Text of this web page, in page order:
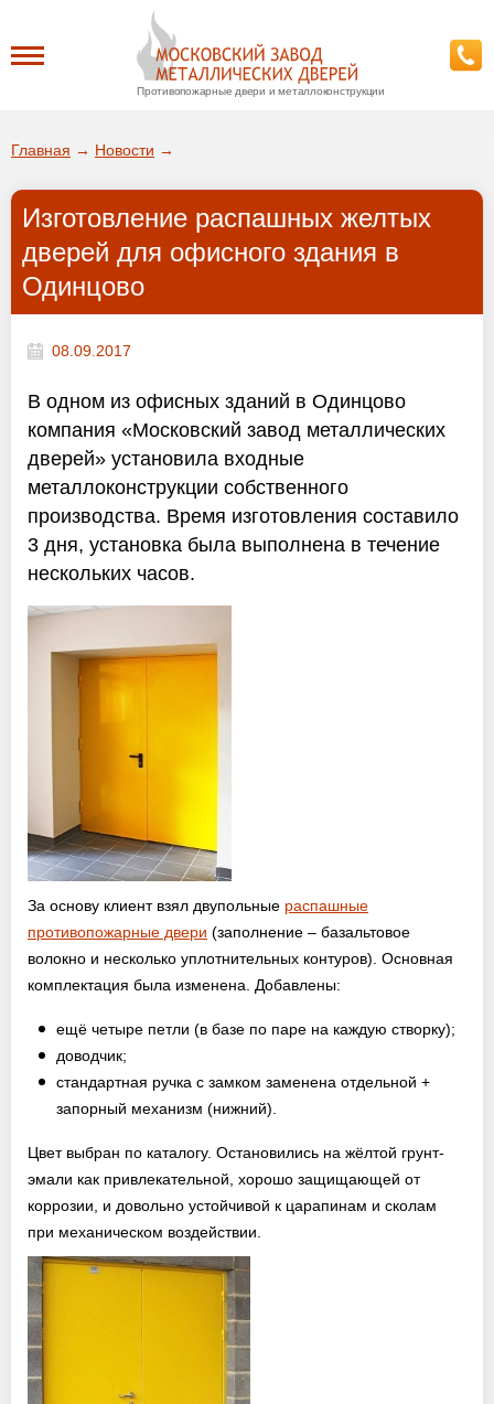
Противопожарные двери и металлоконструкции
ДА!
ВЫБРАТЬ ДРУГОЙ ГОРОД
О заводе
Доставка
Галерея
Контакты
Балашиха
info@protivopozharnie-dveri.ru
Работаем без выходных!
Главная → Новости →
Изготовление распашных желтых
дверей для офисного здания в
Одинцово
08.09.2017
В одном из офисных зданий в Одинцово
компания «Московский завод металлических
дверей» установила входные
металлоконструкции собственного
производства. Время изготовления составило
3 дня, установка была выполнена в течение
нескольких часов.
За основу клиент взял двупольные распашные
противопожарные двери (заполнение – базальтовое
волокно и несколько уплотнительных контуров). Основная
комплектация была изменена. Добавлены:
ещё четыре петли (в базе по паре на каждую створку);
доводчик;
стандартная ручка с замком заменена отдельной +
запорный механизм (нижний).
Цвет выбран по каталогу. Остановились на жёлтой грунт-
эмали как привлекательной, хорошо защищающей от
коррозии, и довольно устойчивой к царапинам и сколам
при механическом воздействии.